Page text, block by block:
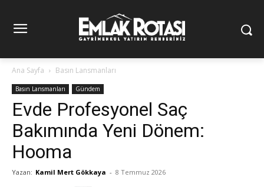
Ana Sayfa Basın Lansmanları
Basın Lansmanları Gündem
Evde Profesyonel Saç
Bakımında Yeni Dönem:
Hooma
Yazan: Kamil Mert Gökkaya - 8 Temmuz 2026